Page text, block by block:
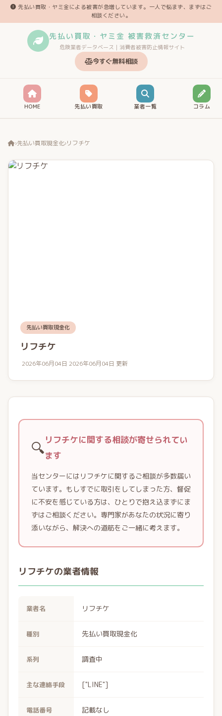
先払い買取・ヤミ金による被害が急増しています。一人で悩まず、まずはご
相談ください。
先払い買取・ヤミ金 被害救済センター
危険業者データベース｜消費者被害防止情報サイト
今すぐ無料相談
HOME 先払い買取 業者一覧 コラム
›先払い買取現金化›リフチケ
先払い買取現金化
リフチケ
2026年06月04日 2026年06月04日 更新
🔍リフチケに関する相談が寄せられてい
ます
当センターにはリフチケに関するご相談が多数届い
ています。もしすでに取引をしてしまった方、督促
に不安を感じている方は、ひとりで抱え込まずにま
ずはご相談ください。専門家があなたの状況に寄り
添いながら、解決への道筋をご一緒に考えます。
リフチケの業者情報
業者名 リフチケ
種別 先払い買取現金化
系列 調査中
主な連絡手段 ["LINE"]
電話番号 記載なし